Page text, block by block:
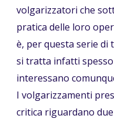
volgarizzatori che
pratica delle loro
è, per questa serie di
si tratta infatti
interessano
I volgarizzamenti
critica riguardano